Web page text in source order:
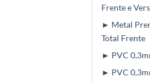
Frente e
► Metal
Total Frente
► PVC
► PVC